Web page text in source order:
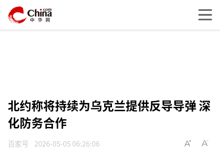
北约称将持续为乌克兰提供反导导弹 深
化防务合作
百家号 2026-05-05 06:26:06